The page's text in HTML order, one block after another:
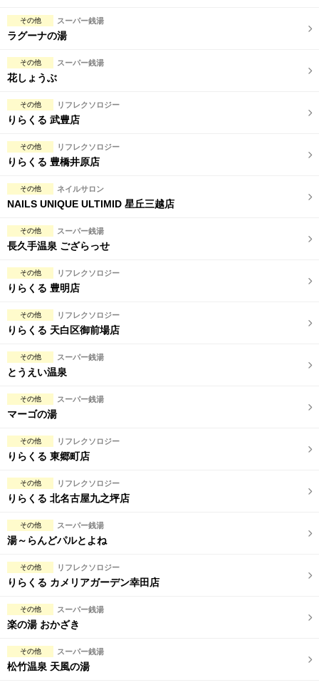
その他 スーパー銭湯
ラグーナの湯
その他 スーパー銭湯
花しょうぶ
その他 リフレクソロジー
りらくる 武豊店
その他 リフレクソロジー
りらくる 豊橋井原店
その他 ネイルサロン
NAILS UNIQUE ULTIMID 星丘三越店
その他 スーパー銭湯
長久手温泉 ござらっせ
その他 リフレクソロジー
りらくる 豊明店
その他 リフレクソロジー
りらくる 天白区御前場店
その他 スーパー銭湯
とうえい温泉
その他 スーパー銭湯
マーゴの湯
その他 リフレクソロジー
りらくる 東郷町店
その他 リフレクソロジー
りらくる 北名古屋九之坪店
その他 スーパー銭湯
湯～らんどパルとよね
その他 リフレクソロジー
りらくる カメリアガーデン幸田店
その他 スーパー銭湯
楽の湯 おかざき
その他 スーパー銭湯
松竹温泉 天風の湯